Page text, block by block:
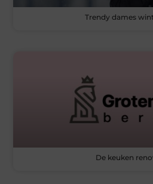
Trendy dames
De keuken